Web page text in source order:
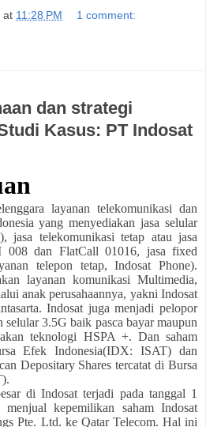
at 11:28 PM 1 comment:
dan strategi
Kasus: PT Indosat
layanan telekomunikasi dan
yang menyediakan jasa selular
telekomunikasi tetap atau jasa
dan FlatCall 01016, jasa fixed
telepon tetap, Indosat Phone).
layanan komunikasi Multimedia,
anak perusahaannya, yakni Indosat
Indosat juga menjadi pelopor
selular 3.5G baik pasca bayar maupun
teknologi HSPA +. Dan saham
Efek Indonesia(IDX: ISAT) dan
Depositary Shares tercatat di Bursa
di Indosat terjadi pada tanggal 1
kepemilikan saham Indosat
Pte. Ltd. ke Qatar Telecom. Hal ini